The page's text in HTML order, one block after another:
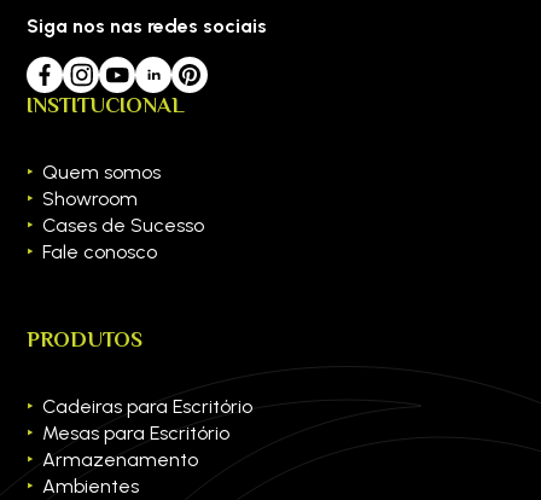
Siga nos nas redes sociais
INSTITUCIONAL
Quem somos
Showroom
Cases de Sucesso
Fale conosco
PRODUTOS
Cadeiras para Escritório
Mesas para Escritório
Armazenamento
Ambientes